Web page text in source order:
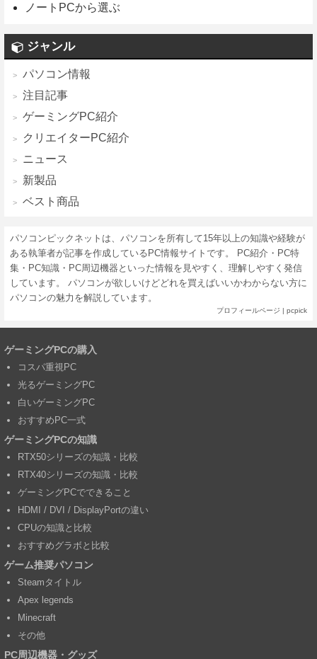
ノートPCから選ぶ
ジャンル
パソコン情報
注目記事
ゲーミングPC紹介
クリエイターPC紹介
ニュース
新製品
ベスト商品
パソコンピックネットは、パソコンを所有して15年以上の知識や経験が
ある執筆者が記事を作成しているPC情報サイトです。 PC紹介・PC特
集・PC知識・PC周辺機器といった情報を見やすく、理解しやすく発信
しています。 パソコンが欲しいけどどれを買えばいいかわからない方に
パソコンの魅力を解説しています。
プロフィールページ | pcpick
ゲーミングPCの購入
コスパ重視PC
光るゲーミングPC
白いゲーミングPC
おすすめPC一式
ゲーミングPCの知識
RTX50シリーズの知識・比較
RTX40シリーズの知識・比較
ゲーミングPCでできること
HDMI / DVI / DisplayPortの違い
CPUの知識と比較
おすすめグラボと比較
ゲーム推奨パソコン
Steamタイトル
Apex legends
Minecraft
その他
PC周辺機器・グッズ